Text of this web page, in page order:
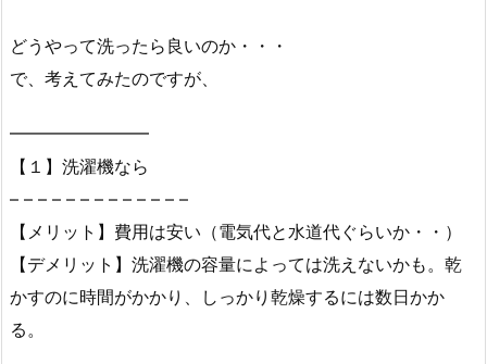
どうやって洗ったら良いのか・・・
で、考えてみたのですが、
━━━━━━━━
【１】洗濯機なら
– – – – – – – – – – – – –
【メリット】費用は安い（電気代と水道代ぐらいか・・）
【デメリット】洗濯機の容量によっては洗えないかも。乾
かすのに時間がかかり、しっかり乾燥するには数日かか
る。